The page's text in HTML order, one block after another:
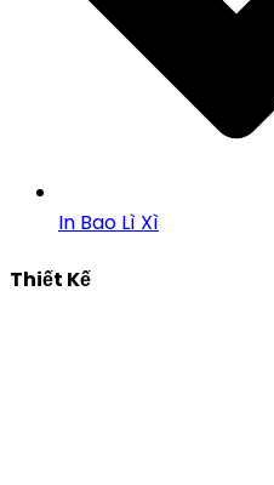
In Bao Lì Xì
Thiết Kế